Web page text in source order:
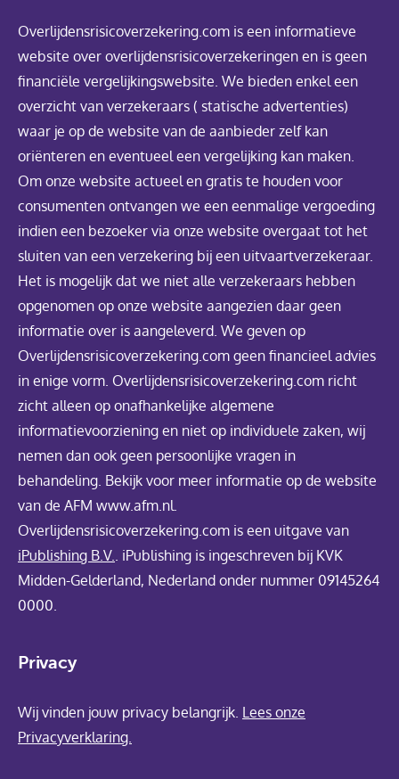
Overlijdensrisicoverzekering.com is een informatieve
website over overlijdensrisicoverzekeringen en is geen
financiële vergelijkingswebsite. We bieden enkel een
overzicht van verzekeraars ( statische advertenties)
waar je op de website van de aanbieder zelf kan
oriënteren en eventueel een vergelijking kan maken.
Om onze website actueel en gratis te houden voor
consumenten ontvangen we een eenmalige vergoeding
indien een bezoeker via onze website overgaat tot het
sluiten van een verzekering bij een uitvaartverzekeraar.
Het is mogelijk dat we niet alle verzekeraars hebben
opgenomen op onze website aangezien daar geen
informatie over is aangeleverd. We geven op
Overlijdensrisicoverzekering.com geen financieel advies
in enige vorm. Overlijdensrisicoverzekering.com richt
zicht alleen op onafhankelijke algemene
informatievoorziening en niet op individuele zaken, wij
nemen dan ook geen persoonlijke vragen in
behandeling. Bekijk voor meer informatie op de website
van de AFM www.afm.nl.
Overlijdensrisicoverzekering.com is een uitgave van
iPublishing B.V. . iPublishing is ingeschreven bij KVK
Midden-Gelderland, Nederland onder nummer 09145264
0000.
Privacy
Wij vinden jouw privacy belangrijk. Lees onze
Privacyverklaring.